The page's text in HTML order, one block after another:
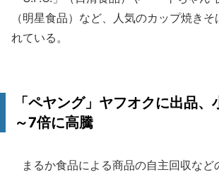
（明星食品）など、人気のカップ焼き
れている。
「ペヤング」ヤフオクに出品
～7倍に高騰
まるか食品による商品の自主回収など